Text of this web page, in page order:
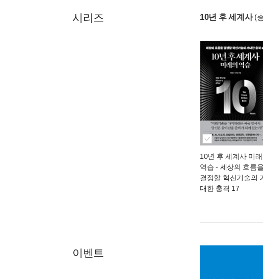
시리즈 10년 후 세계사 (
10년 후 세계사 미
역습 - 세상의 흐름을
결정할 혁신기술의
대한 충격 17
이벤트